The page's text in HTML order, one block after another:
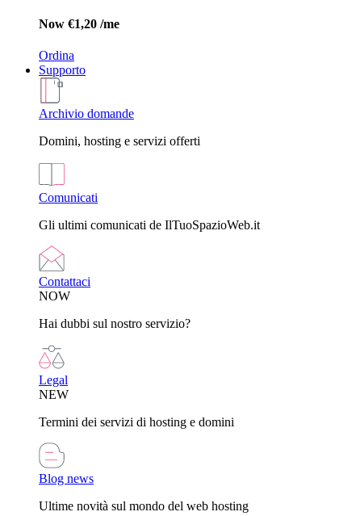
Now €1,20 /me
Ordina
Supporto
Archivio domande
Domini, hosting e servizi offerti
Comunicati
Gli ultimi comunicati de IlTuoSpazioWeb.it
Contattaci
NOW
Hai dubbi sul nostro servizio?
Legal
NEW
Termini dei servizi di hosting e domini
Blog news
Ultime novità sul mondo del web hosting